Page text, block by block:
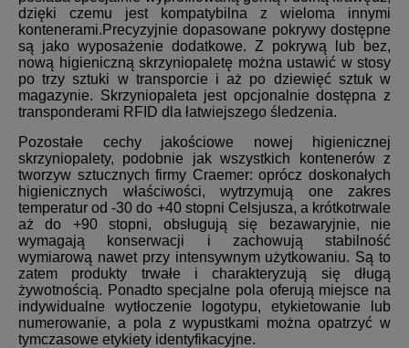
dzięki czemu jest kompatybilna z wieloma innymi
kontenerami.Precyzyjnie dopasowane pokrywy dostępne
są jako wyposażenie dodatkowe. Z pokrywą lub bez,
nową higieniczną skrzyniopaletę można ustawić w stosy
po trzy sztuki w transporcie i aż po dziewięć sztuk w
magazynie. Skrzyniopaleta jest opcjonalnie dostępna z
transponderami RFID dla łatwiejszego śledzenia.
Pozostałe cechy jakościowe nowej higienicznej
skrzyniopalety, podobnie jak wszystkich kontenerów z
tworzyw sztucznych firmy Craemer: oprócz doskonałych
higienicznych właściwości, wytrzymują one zakres
temperatur od -30 do +40 stopni Celsjusza, a krótkotrwale
aż do +90 stopni, obsługują się bezawaryjnie, nie
wymagają konserwacji i zachowują stabilność
wymiarową nawet przy intensywnym użytkowaniu. Są to
zatem produkty trwałe i charakteryzują się długą
żywotnością. Ponadto specjalne pola oferują miejsce na
indywidualne wytłoczenie logotypu, etykietowanie lub
numerowanie, a pola z wypustkami można opatrzyć w
tymczasowe etykiety identyfikacyjne.